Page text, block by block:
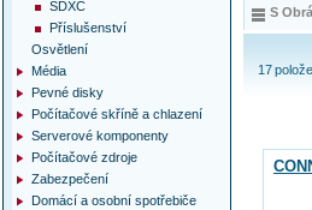
S
17
SDXC
Příslušenství
Osvětlení
Média
Pevné disky
Počítačové skříně a chlazení
Serverové komponenty
Počítačové zdroje
Zabezpečení
Domácí a osobní spotřebiče